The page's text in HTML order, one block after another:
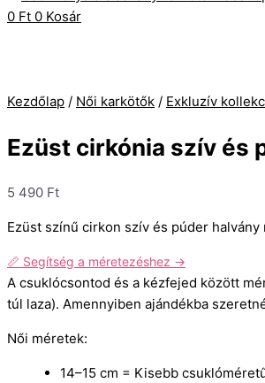
0 Ft 0 Kosár
Kezdőlap / Női karkötők / Exkluzív
Ezüst cirkónia szív és
5 490 Ft
Ezüst színű cirkon szív és púder
📏 Segítség a méretezéshez →
A csuklócsontod és a kézfejed között
túl laza). Amennyiben ajándékba
Női méretek:
14–15 cm = Kisebb